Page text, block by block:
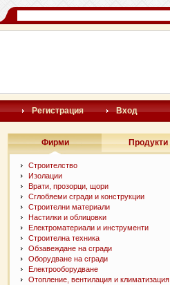
Регистрация Вход
Фирми Продукти
Строителство
Изолации
Врати, прозорци, щори
Сглобяеми сгради и конструкции
Строителни материали
Настилки и oблицовки
Електроматериали и инструменти
Строителна техника
Обзавеждане на сгради
Оборудване на сгради
Електрооборудване
Отопление, вентилация и климатизация